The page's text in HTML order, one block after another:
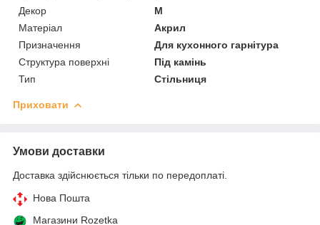
Декор
M
Матеріал
Акрил
Призначення
Для кухонного гарнітура
Структура поверхні
Під камінь
Тип
Стільниця
Приховати
Умови доставки
Доставка здійснюється тільки по передоплаті.
Нова Пошта
Магазини Rozetka